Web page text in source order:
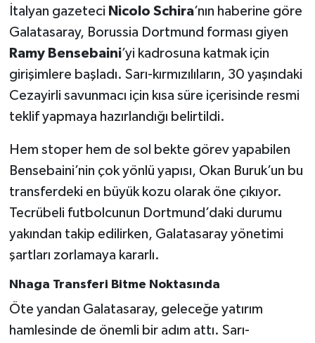
İtalyan gazeteci Nicolo Schira’nın haberine göre
Galatasaray, Borussia Dortmund forması giyen
Ramy Bensebaini’yi kadrosuna katmak için
girişimlere başladı. Sarı-kırmızılıların, 30 yaşındaki
Cezayirli savunmacı için kısa süre içerisinde resmi
teklif yapmaya hazırlandığı belirtildi.
Hem stoper hem de sol bekte görev yapabilen
Bensebaini’nin çok yönlü yapısı, Okan Buruk’un bu
transferdeki en büyük kozu olarak öne çıkıyor.
Tecrübeli futbolcunun Dortmund’daki durumu
yakından takip edilirken, Galatasaray yönetimi
şartları zorlamaya kararlı.
Nhaga Transferi Bitme Noktasında
Öte yandan Galatasaray, geleceğe yatırım
hamlesinde de önemli bir adım attı. Sarı-
At Yarışı
Bisiklet
Güreş
Halter
Motor Sporları
Su Sporları
Diğer Spor Dalları
Futbolcular